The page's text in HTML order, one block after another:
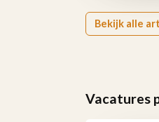
Bekijk alle
Vacatures